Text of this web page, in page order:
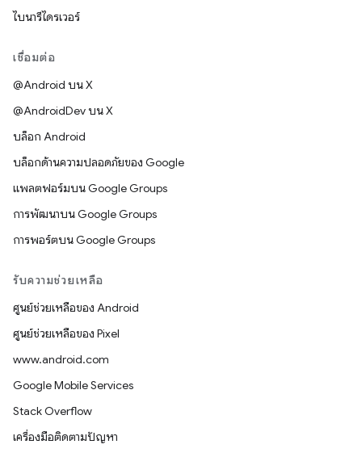
ไบนารีไดรเวอร์
เชื่อมต่อ
@Android บน X
@AndroidDev บน X
บล็อก Android
บล็อกด้านความปลอดภัยของ Google
แพลตฟอร์มบน Google Groups
การพัฒนาบน Google Groups
การพอร์ตบน Google Groups
รับความช่วยเหลือ
ศูนย์ช่วยเหลือของ Android
ศูนย์ช่วยเหลือของ Pixel
www.android.com
Google Mobile Services
Stack Overflow
เครื่องมือติดตามปัญหา